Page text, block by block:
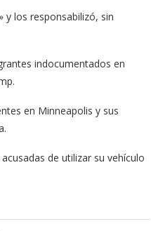
y los responsabilizó, sin
indocumentados en
en Minneapolis y sus
de utilizar su vehículo